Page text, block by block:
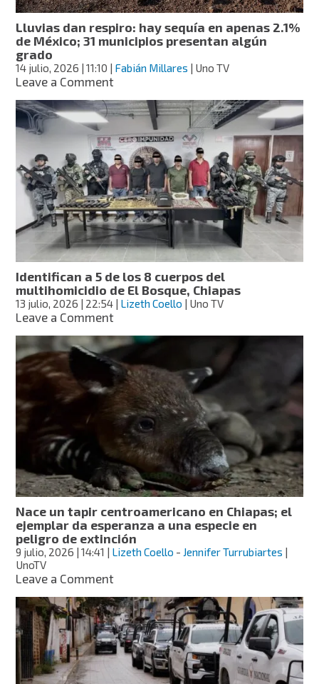
Hidalgo
Lluvias dan respiro: hay sequía en apenas 2.1%
de México; 31 municipios presentan algún
grado
14 julio, 2026 | 11:10 | Fabián Millares | Uno TV
Leave a Commenton
dan
respiro:
hay
sequía
en
apenas
2.1%
de
México;
31
municipios
presentan
algún
grado
Identifican a 5 de los 8 cuerpos del
multihomicidio de El Bosque, Chiapas
13 julio, 2026 | 22:54 | Lizeth Coello | Uno TV
Leave a Commenton
a
5
de
los
8
cuerpos
del
multihomicidio
de
El
Bosque,
Chiapas
Nace un tapir centroamericano en Chiapas; el
ejemplar da esperanza a una especie en
peligro de extinción
9 julio, 2026 | 14:41 Lizeth Coello - Jennifer Turrubiartes
UnoTV
Leave a Commenton
un
tapir
centroamericano
en
Chiapas;